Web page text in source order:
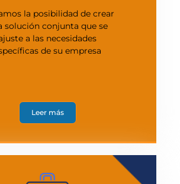
la posibilidad de crear
solución conjunta que se
a las necesidades
de su empresa
Leer más